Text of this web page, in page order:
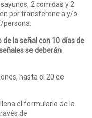
2 comidas y 2
por transferencia y/o
persona.
la señal con 10 días de
se deberán
hasta el 20 de
el formulario de la
de